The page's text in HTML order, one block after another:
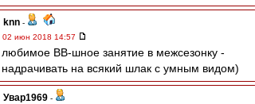
knn -
02 июн 2018 14:57
любимое ВВ-шное занятие в межсезонку -
надрачивать на всякий шлак с умным видом)
Увар1969 -